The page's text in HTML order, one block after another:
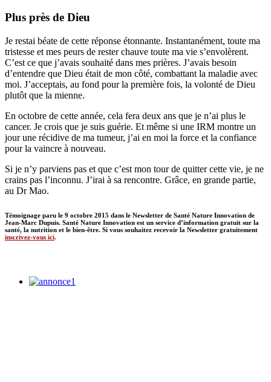
Plus près de Dieu
Je restai béate de cette réponse étonnante. Instantanément, toute ma
tristesse et mes peurs de rester chauve toute ma vie s’envolèrent.
C’est ce que j’avais souhaité dans mes prières. J’avais besoin
d’entendre que Dieu était de mon côté, combattant la maladie avec
moi. J’acceptais, au fond pour la première fois, la volonté de Dieu
plutôt que la mienne.
En octobre de cette année, cela fera deux ans que je n’ai plus le
cancer. Je crois que je suis guérie. Et même si une IRM montre un
jour une récidive de ma tumeur, j’ai en moi la force et la confiance
pour la vaincre à nouveau.
Si je n’y parviens pas et que c’est mon tour de quitter cette vie, je ne
crains pas l’inconnu. J’irai à sa rencontre. Grâce, en grande partie,
au Dr Mao.
Témoignage paru le 9 octobre 2015 dans le Newsletter de Santé Nature Innovation de
Jean-Marc Dupuis. Santé Nature Innovation est un service d’information gratuit sur la
santé, la nutrition et le bien-être. Si vous souhaitez recevoir la Newsletter gratuitement
inscrivez-vous ici.